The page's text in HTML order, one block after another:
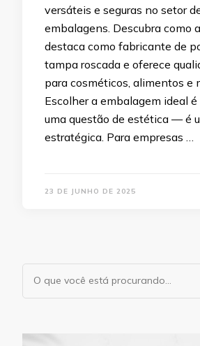
versáteis e seguras no setor
embalagens. Descubra como
destaca como fabricante de
tampa roscada e oferece
para cosméticos, alimentos e
Escolher a embalagem ideal é
uma questão de estética — é
estratégica. Para empresas …
23 DE JUNHO DE 2025
Procurando
algo?